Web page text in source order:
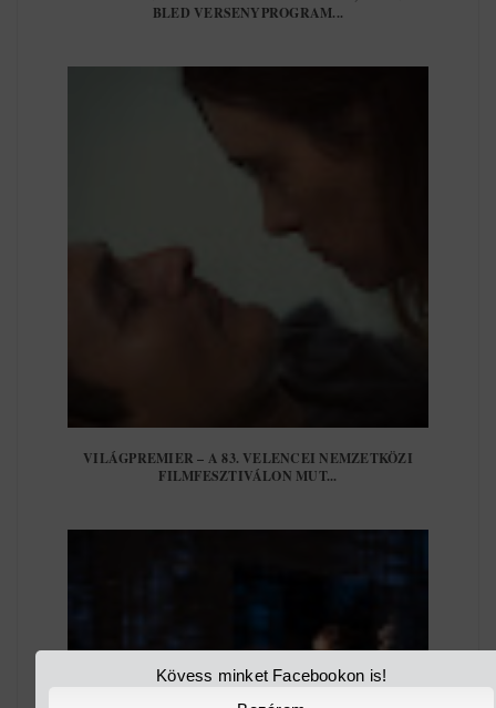
BLED VERSENYPROGRAM...
VILÁGPREMIER – A 83. VELENCEI NEMZETKÖZI
FILMFESZTIVÁLON MUT...
Kövess minket Facebookon is!